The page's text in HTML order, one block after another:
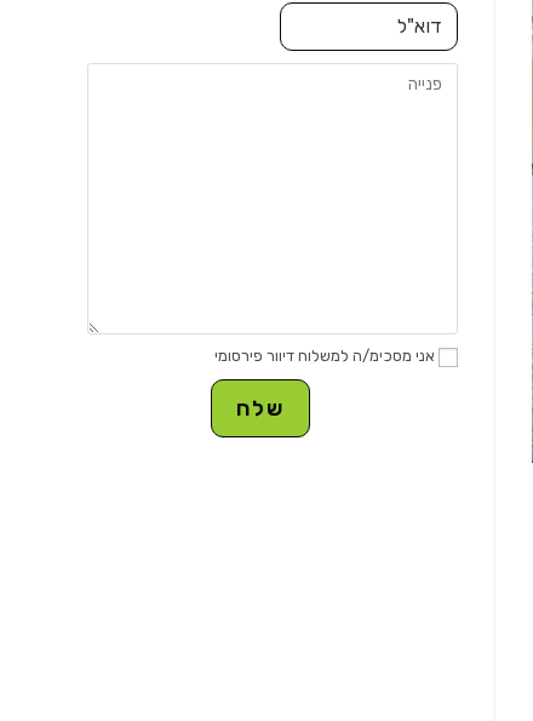
אני מסכימ/ה למשלוח דיוור פירסומי